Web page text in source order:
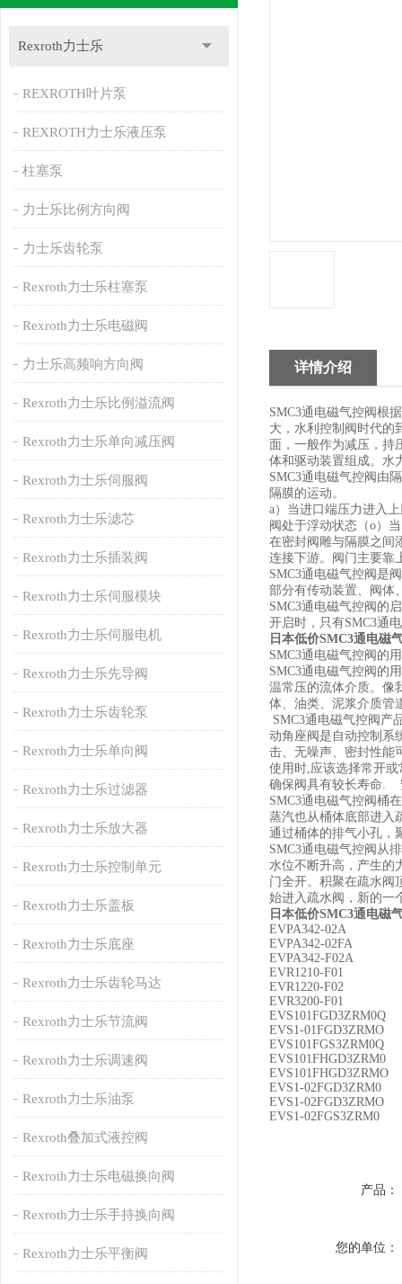
Rexroth力士乐
REXROTH叶片泵
REXROTH力士乐液压泵
柱塞泵
力士乐比例方向阀
力士乐齿轮泵
Rexroth力士乐柱塞泵
Rexroth力士乐电磁阀
力士乐高频响方向阀
Rexroth力士乐比例溢流阀
Rexroth力士乐单向减压阀
Rexroth力士乐伺服阀
Rexroth力士乐滤芯
Rexroth力士乐插装阀
Rexroth力士乐伺服模块
Rexroth力士乐伺服电机
Rexroth力士乐先导阀
Rexroth力士乐齿轮泵
Rexroth力士乐单向阀
Rexroth力士乐过滤器
Rexroth力士乐放大器
Rexroth力士乐控制单元
Rexroth力士乐盖板
Rexroth力士乐底座
Rexroth力士乐齿轮马达
Rexroth力士乐节流阀
Rexroth力士乐调速阀
Rexroth力士乐油泵
Rexroth叠加式液控阀
Rexroth力士乐电磁换向阀
Rexroth力士乐手持换向阀
Rexroth力士乐平衡阀
详情介绍
SMC3通电磁气控阀根
大，水利控制阀时代的
面，一般作为减压，持
体和驱动装置组成。水
SMC3通电磁气控阀由
隔膜的运动。
a）当进口端压力进入
阀处于浮动状态（o）
在密封阀雕与隔膜之间
连接下游。阀门主要靠
SMC3通电磁气控阀是
部分有传动装置、阀体
SMC3通电磁气控阀的
开启时，只有SMC3通
日本低价SMC3通电磁
SMC3通电磁气控阀的
SMC3通电磁气控阀的
温常压的流体介质。像
体、油类、泥浆介质管
SMC3通电磁气控阀
动角座阀是自动控制系
击、无噪声、密封性能
使用时,应该选择常开
确保阀具有较长寿命.
SMC3通电磁气控阀桶
蒸汽也从桶体底部进入
通过桶体的排气小孔，
SMC3通电磁气控阀从
水位不断升高，产生的
门全开。积聚在疏水阀
始进入疏水阀，新的一
日本低价SMC3通电磁
EVPA342-02A
EVPA342-02FA
EVPA342-F02A
EVR1210-F01
EVR1220-F02
EVR3200-F01
EVS101FGD3ZRM0Q
EVS1-01FGD3ZRMO
EVS101FGS3ZRM0Q
EVS101FHGD3ZRM0
EVS101FHGD3ZRMO
EVS1-02FGD3ZRM0
EVS1-02FGD3ZRMO
EVS1-02FGS3ZRM0
产品：
您的单位：